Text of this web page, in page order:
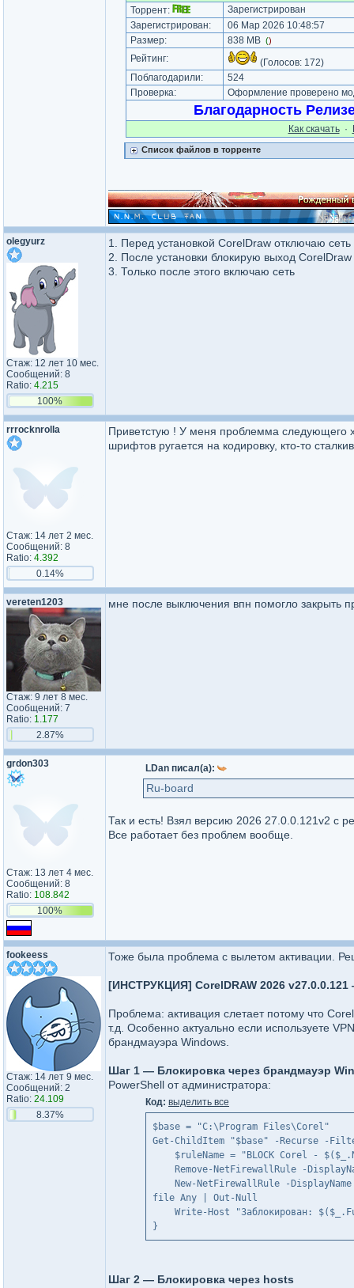
Торрент:
Зарегистрирован
Зарегистрирован:
06 Мар 2026 10:48:57
Размер:
838 MB ()
Рейтинг: (Голосов: 172)
Поблагодарили:
524
Проверка:
Оформление проверено
Благодарность
Как cкачать·
Список файлов в торренте
olegyurz
Стаж: 12 лет 10 мес.
Сообщений: 8
Ratio: 4.215
100%
1. Перед установкой CorelDraw отключаю сеть
2. После установки блокирую выход
3. Только после этого включаю сеть
rrrocknrolla
Стаж: 14 лет 2 мес.
Сообщений: 8
Ratio: 4.392
0.14%
Приветстую ! У меня проблемма следующего
шрифтов ругается на кодировку, кто-то
vereten1203
Стаж: 9 лет 8 мес.
Сообщений: 7
Ratio: 1.177
2.87%
мне после выключения впн помогло закрыть
grdon303
Стаж: 13 лет 4 мес.
Сообщений: 8
Ratio: 108.842
100%
LDan писал(а):
Ru-board
Так и есть! Взял версию 2026 27.0.0.121v2 с
Все работает без проблем вообще.
fookeess
Стаж: 14 лет 9 мес.
Сообщений: 2
Ratio: 24.109
8.37%
Тоже была проблема с вылетом активации.
[ИНСТРУКЦИЯ] CorelDRAW 2026 v27.0.0.121
Проблема: активация слетает потому что
т.д. Особенно актуально если используете
брандмауэра Windows.
Шаг 1 — Блокировка через брандмауэр
PowerShell от администратора:
Код: выделить все
$base = "C:\Program Files\Corel"
Get-ChildItem "$base" -Recurse -
$ruleName = "BLOCK Corel -
Remove-NetFirewallRule -
New-NetFirewallRule -DisplayName
file Any | Out-Null
Write-Host "Заблокирован:
}
Шаг 2 — Блокировка через hosts